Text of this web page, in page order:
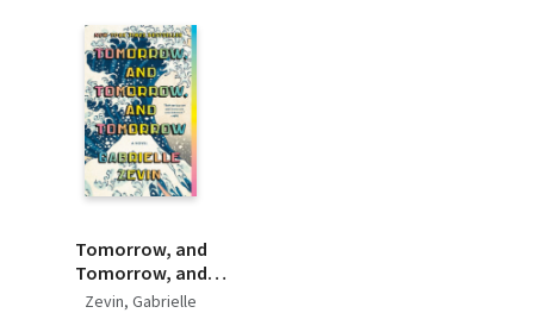
Tomorrow, and
Tomorrow, and
Tomorrow - A Novel
Zevin, Gabrielle